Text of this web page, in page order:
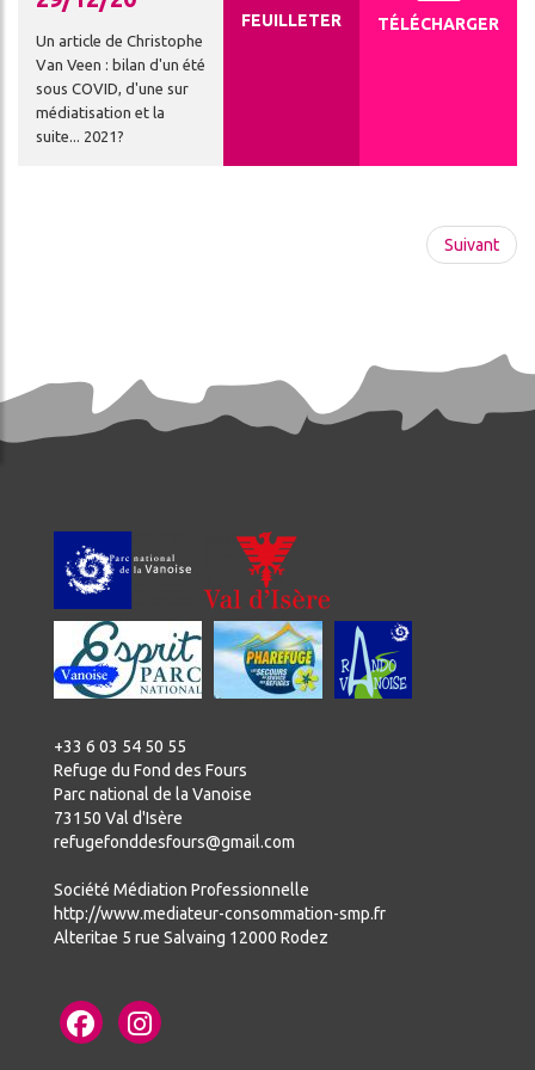
Un article de Christophe
Van Veen : bilan d'un été
sous COVID, d'une sur
médiatisation et la
suite... 2021?
FEUILLETER TÉLÉCHARGER
Page
Suivant
+33 6 03 54 50 55
Refuge du Fond des Fours
Parc national de la Vanoise
73150 Val d'Isère
refugefonddesfours@gmail.com
Société Médiation Professionnelle
http://www.mediateur-consommation-smp.fr
Alteritae 5 rue Salvaing 12000 Rodez